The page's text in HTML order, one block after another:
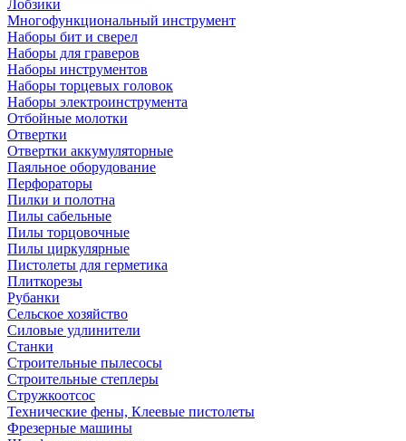
Лобзики
Многофункциональный инструмент
Наборы бит и сверел
Наборы для граверов
Наборы инструментов
Наборы торцевых головок
Наборы электроинструмента
Отбойные молотки
Отвертки
Отвертки аккумуляторные
Паяльное оборудование
Перфораторы
Пилки и полотна
Пилы сабельные
Пилы торцовочные
Пилы циркулярные
Пистолеты для герметика
Плиткорезы
Рубанки
Сельское хозяйство
Силовые удлинители
Станки
Строительные пылесосы
Строительные степлеры
Стружкоотсос
Технические фены, Клеевые пистолеты
Фрезерные машины